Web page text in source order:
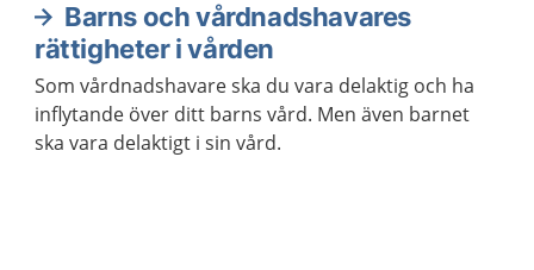
Barns och vårdnadshavares
rättigheter i vården
Som vårdnadshavare ska du vara delaktig och ha
inflytande över ditt barns vård. Men även barnet
ska vara delaktigt i sin vård.